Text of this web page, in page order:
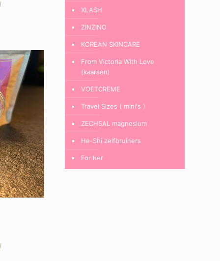
XLASH
ZINZINO
KOREAN SKINCARE
From Victoria With Love
(kaarsen)
VOETCREME
Travel Sizes ( mini's )
ZECHSAL magnesium
He-Shi zelfbruiners
For her